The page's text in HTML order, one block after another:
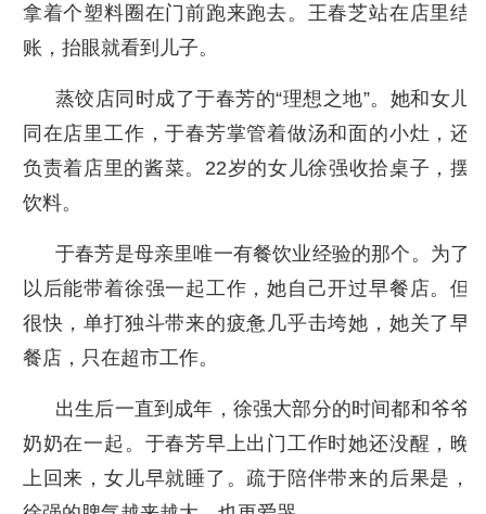
拿着个塑料圈在门前跑来跑去。王春芝站在店里结
账，抬眼就看到儿子。
蒸饺店同时成了于春芳的“理想之地”。她和女儿
同在店里工作，于春芳掌管着做汤和面的小灶，还
负责着店里的酱菜。22岁的女儿徐强收拾桌子，摆
饮料。
于春芳是母亲里唯一有餐饮业经验的那个。为了
以后能带着徐强一起工作，她自己开过早餐店。但
很快，单打独斗带来的疲惫几乎击垮她，她关了早
餐店，只在超市工作。
出生后一直到成年，徐强大部分的时间都和爷爷
奶奶在一起。于春芳早上出门工作时她还没醒，晚
上回来，女儿早就睡了。疏于陪伴带来的后果是，